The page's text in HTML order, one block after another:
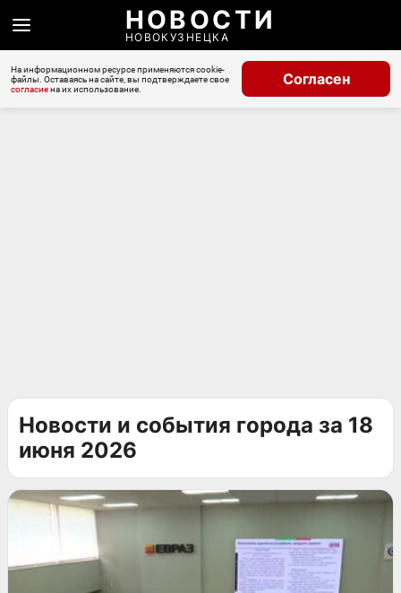
НОВОСТИ
НОВОКУЗНЕЦКА
На информационном ресурсе применяются cookie-
файлы. Оставаясь на сайте, вы подтверждаете свое
согласиена их использование.
Согласен
Новости и события города за 18
июня 2026